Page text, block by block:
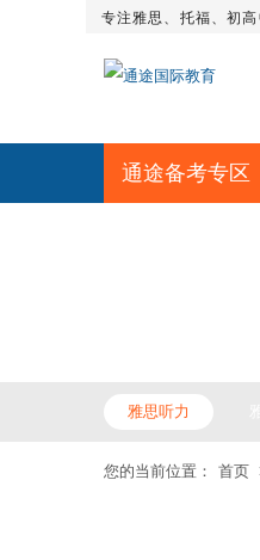
专注雅思、托福、初
通途备考专区
雅思听力
您的当前位置： 首页